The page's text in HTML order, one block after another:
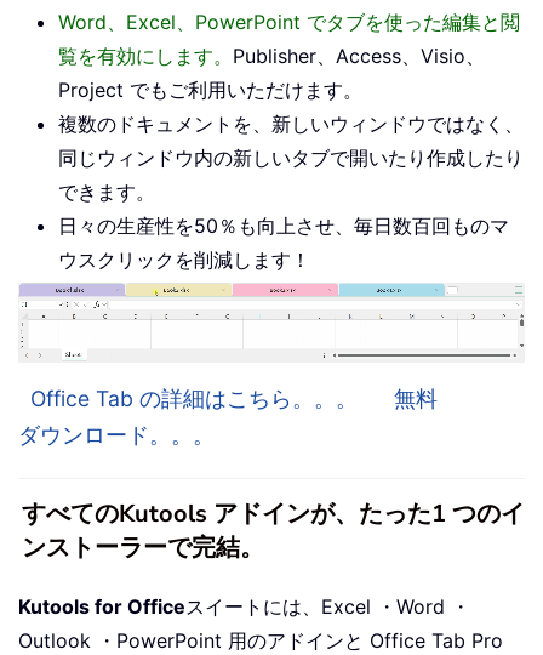
Word、Excel、PowerPoint でタブを使った編集と閲
覧を有効にします。 Publisher、Access、Visio、
Project でもご利用いただけます。
複数のドキュメントを、新しいウィンドウではなく、
同じウィンドウ内の新しいタブで開いたり作成したり
できます。
日々の生産性を50％も向上させ、毎日数百回ものマ
ウスクリックを削減します！
Office Tab の詳細はこちら。。。
無料
ダウンロード。。。
すべてのKutools アドインが、たった1 つのイ
ンストーラーで完結。
Kutools for Officeスイートには、Excel ・Word ・
Outlook ・PowerPoint 用のアドインと Office Tab Pro